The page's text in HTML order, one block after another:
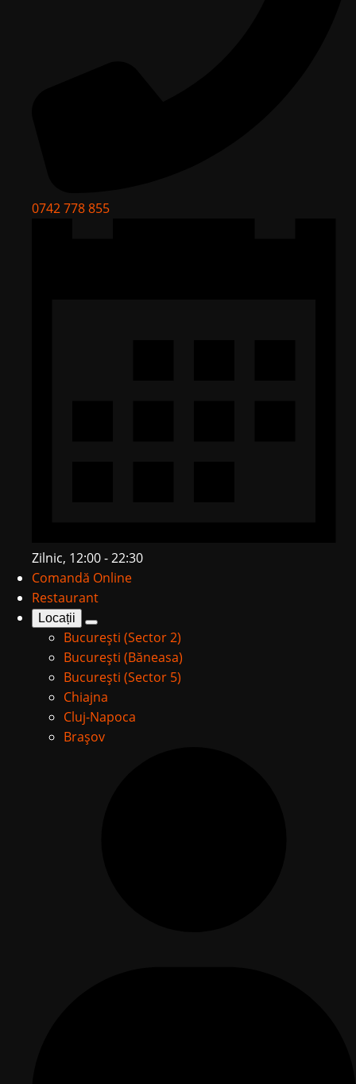
0742 778 855
Zilnic, 12:00 - 22:30
Comandă Online
Restaurant
Locații
București (Sector 2)
București (Băneasa)
București (Sector 5)
Chiajna
Cluj-Napoca
Brașov